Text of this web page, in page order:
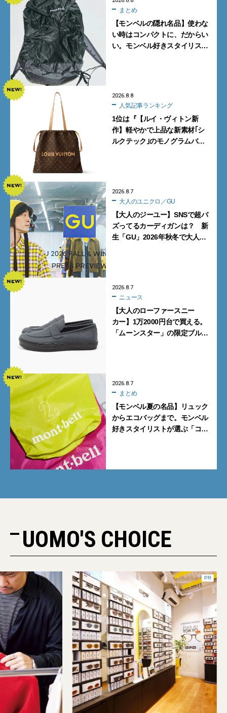
まとめ
【モンベルの隠れ名品】使わな
い時はコンパクトに、だからい
い。モンベル好きスタイリスト
2026.8.8
人気記事ランキング
1位は『【ルイ・ヴィトン新
作】軽やかで上品な新素材｢シ
ルクテック｣のモノグラムバッ
2026.8.7
大人のユニクロ／GU
【大人のジーユー】SNSで超バ
ズってるカーディガンは？ 新
生「GU」2026年秋冬で大人メ
2026.8.7
ニュース
【大人のローファースニー
カー】1万2000円台で買える。
「ムーンスター」の限定ブルー
2026.8.7
まとめ
【モンベル夏の名品】リュック
からエコバッグまで。モンベル
好きスタイリストが選ぶ「コス
UOMO'S CHOICE
PR